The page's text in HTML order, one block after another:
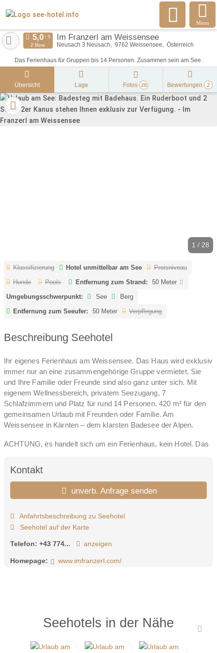
Menu
Im Franzerl am Weissensee
Neusach 3 Neusach 9762 Weissensee Österreich
Das Ferienhaus für Gruppen bis 14 Personen. Zusammen sein am See.
2 Bew.
Übersicht Lage Fotos 28 Bewertungen 2
1 / 28
Klassifizierung Hotel unmittelbar am See
Preisniveau
Hunde
Pools Entfernung zum Strand:
50 Meter
Umgebungsschwerpunkt:
See
Berg
Entfernung zum Seeufer:
50 Meter Verpflegung
Beschreibung Seehotel
Ihr eigenes Ferienhaus am Weissensee. Das Haus wird exklusiv
immer nur an eine zusammengehörige Gruppe vermietet. Sie
und Ihre Familie oder Freunde sind also ganz unter sich. Mit
eigenem Wellnessbereich, privatem Seezugang, 7
Schlafzimmern und Platz für rund 14 Personen. 420 m² für den
gemeinsamen Urlaub mit Freunden oder Familie. Am
Weissensee in Kärnten – dem klarsten Badesee der Alpen.
ACHTUNG, es handelt sich um ein Ferienhaus, kein Hotel. Das
Catering könnte aber eventuell organisiert werden.
Im Franzerl wohnen und essen alle zusammen! Am großen
gemeinsamen Esstisch aus massiver Eiche mit gemütlicher
lachen, diskutieren und lamentieren. Hier frönt man vor
knisterndem Effektfeuer Gesellschaftsspielen, dem Klatsch und
finden Sie insgesamt sieben Schlafzimmer, alle südseitig mit
Abends wenn´s draußen kühl wird: Was gibt es feineres als
Stockwerk unseres Hauses finden Sie eine Sauna für bis zu 8
Kontakt
unverb. Anfrage senden
Anfahrtsbeschreibung zu Seehotel
Seehotel auf der Karte
Telefon: +43 774... anzeigen
Homepage: www.imfranzerl.com/
Seehotels in der Nähe